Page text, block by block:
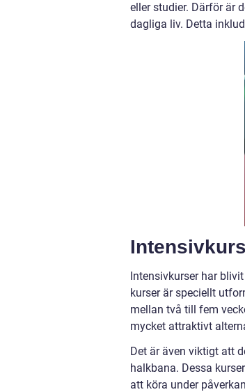
eller studier. Därför är
dagliga liv. Detta
Intensivkurser har
kurser är speciellt
mellan två till fem
mycket attraktivt
Det är även viktigt att
halkbana. Dessa
att köra under